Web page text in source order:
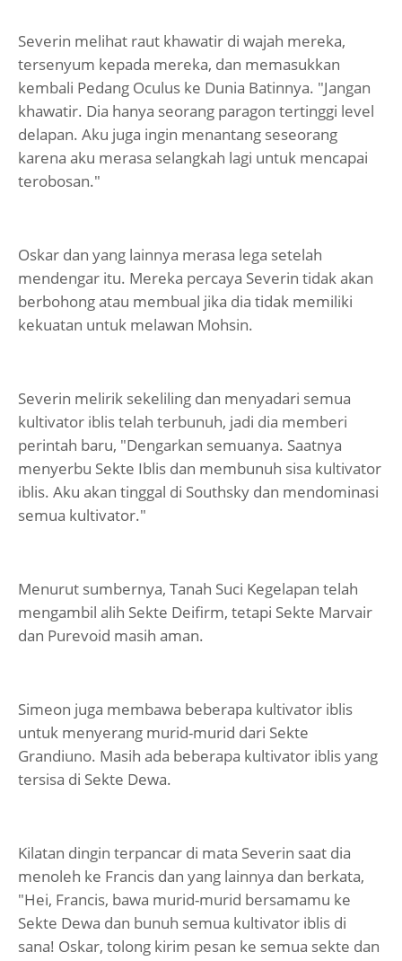
Severin melihat raut khawatir di wajah mereka,
tersenyum kepada mereka, dan memasukkan
kembali Pedang Oculus ke Dunia Batinnya. "Jangan
khawatir. Dia hanya seorang paragon tertinggi level
delapan. Aku juga ingin menantang seseorang
karena aku merasa selangkah lagi untuk mencapai
terobosan."
Oskar dan yang lainnya merasa lega setelah
mendengar itu. Mereka percaya Severin tidak akan
berbohong atau membual jika dia tidak memiliki
kekuatan untuk melawan Mohsin.
Severin melirik sekeliling dan menyadari semua
kultivator iblis telah terbunuh, jadi dia memberi
perintah baru, "Dengarkan semuanya. Saatnya
menyerbu Sekte Iblis dan membunuh sisa kultivator
iblis. Aku akan tinggal di Southsky dan mendominasi
semua kultivator."
Menurut sumbernya, Tanah Suci Kegelapan telah
mengambil alih Sekte Deifirm, tetapi Sekte Marvair
dan Purevoid masih aman.
Simeon juga membawa beberapa kultivator iblis
untuk menyerang murid-murid dari Sekte
Grandiuno. Masih ada beberapa kultivator iblis yang
tersisa di Sekte Dewa.
Kilatan dingin terpancar di mata Severin saat dia
menoleh ke Francis dan yang lainnya dan berkata,
"Hei, Francis, bawa murid-murid bersamamu ke
Sekte Dewa dan bunuh semua kultivator iblis di
sana! Oskar, tolong kirim pesan ke semua sekte dan